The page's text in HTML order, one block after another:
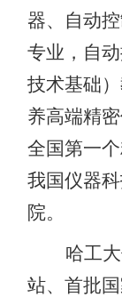
器、自动
专业，自
技术基础
养高端精
全国第一
我国仪器
院。
哈工
站、首批